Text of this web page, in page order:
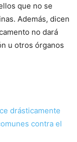
que no se
Además, dicen
no dará
u otros órganos
drásticamente
contra el